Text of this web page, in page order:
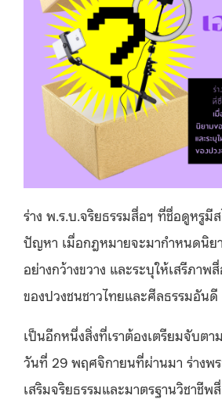
ร่าง พ.ร.บ.จริยธรรมสื่อฯ ที่ชื่อดูหรูมี
ปัญหา เมื่อกฎหมายจะมากำหนดนิย
อย่างกว้างขวาง และระบุให้เสรีภา
ของปวงชนชาวไทยและศีลธรรมอันดี
เป็นอีกหนึ่งสิ่งที่เราต้องเตรียมจับต
วันที่ 29 พฤศจิกายนที่ผ่านมา ร่างพ
เสริมจริยธรรมและมาตรฐานวิชาชีพ